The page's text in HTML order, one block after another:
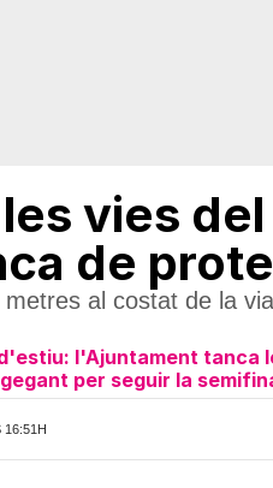
vies
de
al costat de la
l'Ajuntament tanca
per seguir la
16:51H